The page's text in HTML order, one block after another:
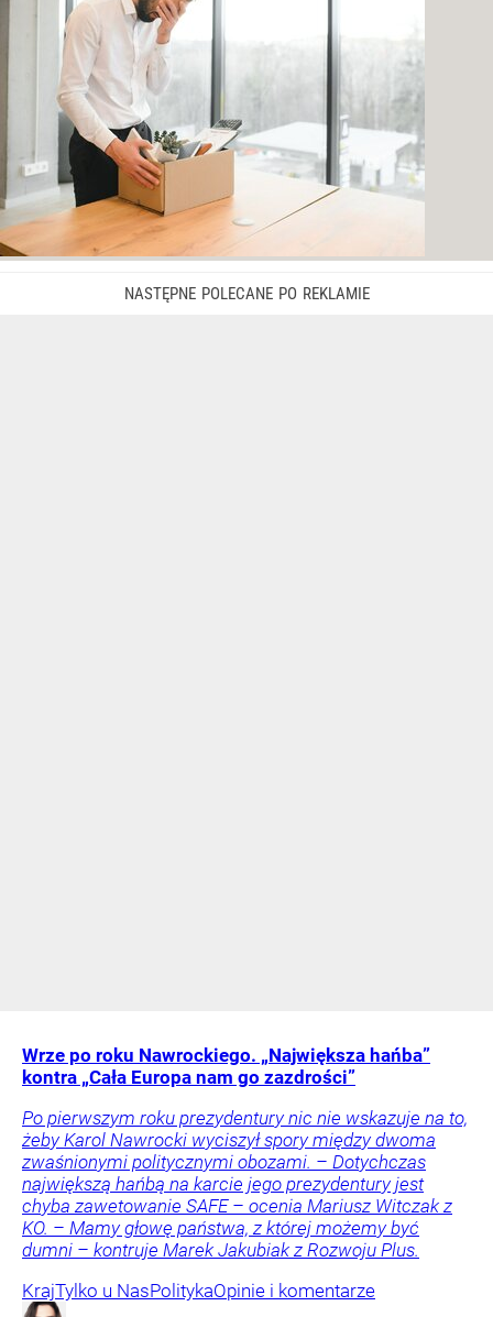
Wrze po roku Nawrockiego. „Największa hańba”
kontra „Cała Europa nam go zazdrości”
Po pierwszym roku prezydentury nic nie wskazuje na to,
żeby Karol Nawrocki wyciszył spory między dwoma
zwaśnionymi politycznymi obozami. – Dotychczas
największą hańbą na karcie jego prezydentury jest
chyba zawetowanie SAFE – ocenia Mariusz Witczak z
KO. – Mamy głowę państwa, z której możemy być
dumni – kontruje Marek Jakubiak z Rozwoju Plus.
KrajTylko u NasPolitykaOpinie i komentarze